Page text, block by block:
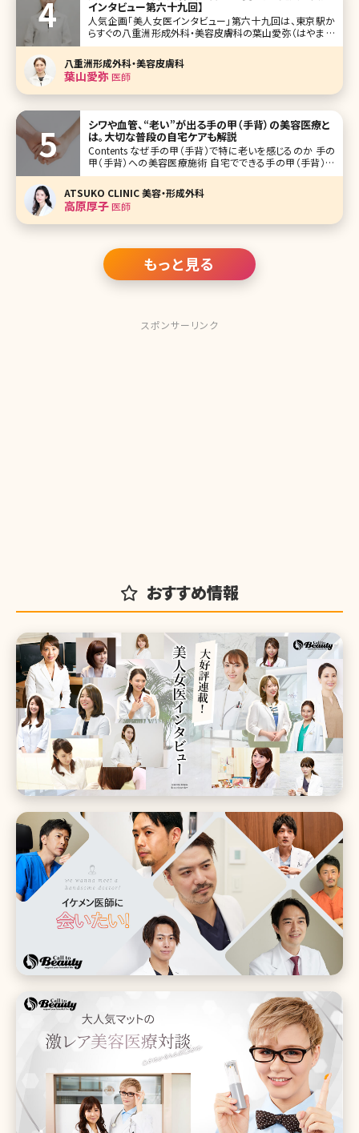
インタビュー第六十九回】
人気企画「美人女医インタビュー」第六十九回は、東京駅か
らすぐの八重洲形成外科・美容皮膚科の葉山愛弥（はやま ま
なみ）先生です。2015年開院、原かや院長が率いる経験豊富
なベテラン医師が勢ぞろいする八重洲形成外科・美容皮膚
科。その中で皮膚科治療を行なっている葉山先生。一見クー
ルビューティーな雰囲気です
八重洲形成外科・美容皮膚科
葉山愛弥医師
シワや血管、“老い”が出る手の甲（手背）の美容医療と
は。大切な普段の自宅ケアも解説
Contents なぜ手の甲（手背）で特に老いを感じるのか 手の
甲（手背）への美容医療施術 自宅でできる手の甲（手背）の
ケア まとめ よく、芸能人で顔はとても若々しく綺麗なのに、体
のパーツで老いを感じるなんてことありませんか?よく言われ
るパーツとしては首と手の甲が挙げられます
ATSUKO CLINIC 美容・形成外科
高原厚子医師
もっと見る
スポンサーリンク
おすすめ情報